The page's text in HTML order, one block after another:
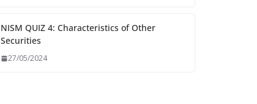
NISM QUIZ 4: Characteristics of Other
Securities
27/05/2024